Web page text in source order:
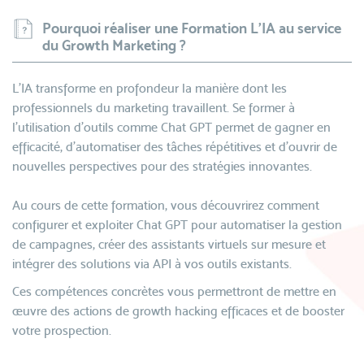
Pourquoi réaliser une Formation L’IA au service
du Growth Marketing ?
L’IA transforme en profondeur la manière dont les
professionnels du marketing travaillent. Se former à
l’utilisation d’outils comme Chat GPT permet de gagner en
efficacité, d’automatiser des tâches répétitives et d’ouvrir de
nouvelles perspectives pour des stratégies innovantes.
Au cours de cette formation, vous découvrirez comment
configurer et exploiter Chat GPT pour automatiser la gestion
de campagnes, créer des assistants virtuels sur mesure et
intégrer des solutions via API à vos outils existants.
Ces compétences concrètes vous permettront de mettre en
œuvre des actions de growth hacking efficaces et de booster
votre prospection.